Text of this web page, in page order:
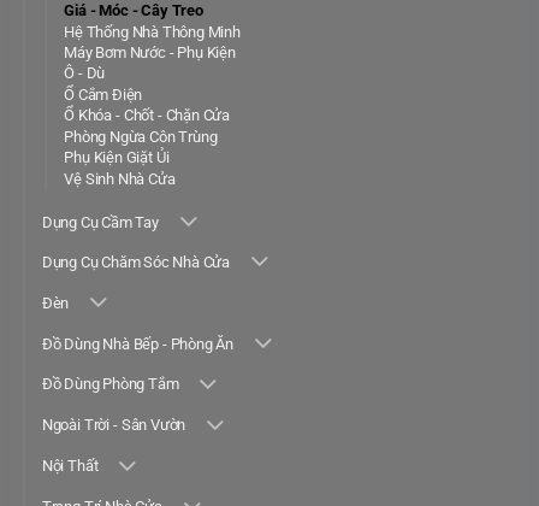
Giá - Móc - Cây Treo
Hệ Thống Nhà Thông Minh
Máy Bơm Nước - Phụ Kiện
Ô - Dù
Ổ Cắm Điện
Ổ Khóa - Chốt - Chặn Cửa
Phòng Ngừa Côn Trùng
Phụ Kiện Giặt Ủi
Vệ Sinh Nhà Cửa
Dụng Cụ Cầm Tay
Dụng Cụ Chăm Sóc Nhà Cửa
Đèn
Đồ Dùng Nhà Bếp - Phòng Ăn
Đồ Dùng Phòng Tắm
Ngoài Trời - Sân Vườn
Nội Thất